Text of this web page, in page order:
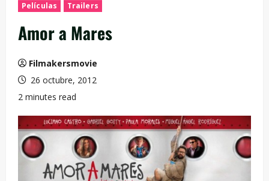
Películas Trailers
Amor a Mares
Filmakersmovie
26 octubre, 2012
2 minutes read